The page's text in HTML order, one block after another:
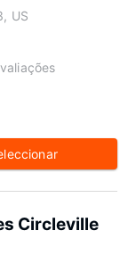
US
Circleville